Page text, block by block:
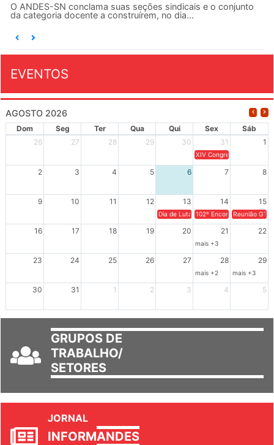
O ANDES-SN conclama suas seções sindicais e o conjunto
da categoria docente a construírem, no dia...
EVENTOS
AGOSTO 2026
Dom Seg Ter Qua Qui Sex
Sáb
26
27 28 29 30 31 1
XIV Congresso Brasileiro
2 3 4 5 6 7 8
9 10 11 12 13 14 15
Dia de Luta em Defesa de Cuba e da
102º Encontro da
Reunião
16 17 18 19 20 21 22
mais +3
23 24 25 26 27 28 29
mais +2 mais +3
30 31 1 2 3 4 5
GRUPOS DE
TRABALHO/
SETORES
JORNAL
INFORMANDES